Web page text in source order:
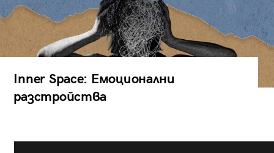
Inner Space: Емоционални
разстройства